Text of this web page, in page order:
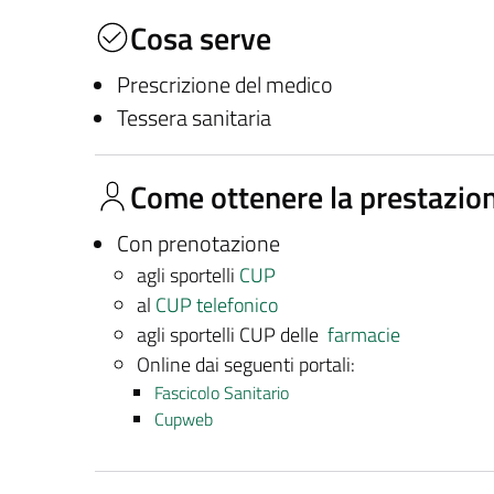
Cosa serve
Prescrizione del medico
Tessera sanitaria
Come ottenere la
Con prenotazione
agli sportelli CUP
al CUP telefonico
agli sportelli CUP delle farmacie
Online dai seguenti portali:
Fascicolo Sanitario
Cupweb